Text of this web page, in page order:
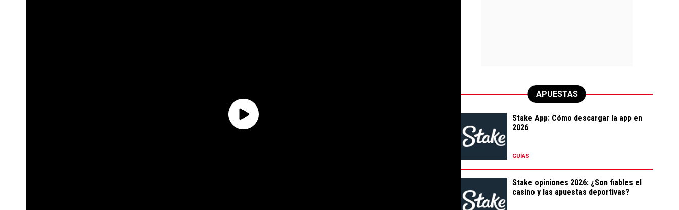
APUESTAS
Stake App: Cómo descargar la app en
2026
GUÍAS
Stake opiniones 2026: ¿Son fiables el
casino y las apuestas deportivas?